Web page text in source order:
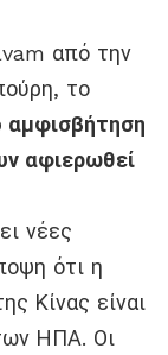
από την
το
αμφισβήτηση
αφιερωθεί
νέες
ότι η
Κίνας είναι
ΗΠΑ. Οι